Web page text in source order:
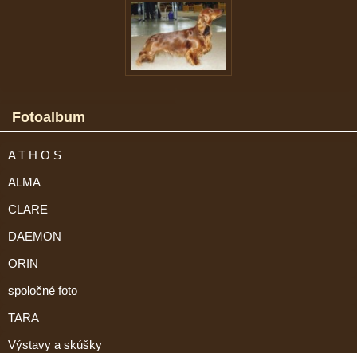
Fotoalbum
A T H O S
ALMA
CLARE
DAEMON
ORIN
spoločné foto
TARA
Výstavy a skúšky